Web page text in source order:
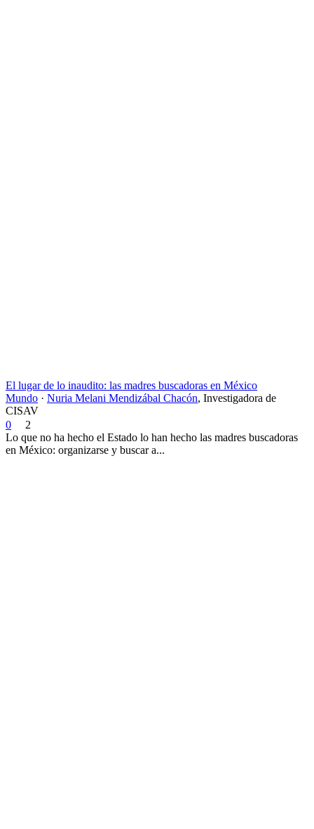
El lugar de lo inaudito: las madres buscadoras en México
Mundo · Nuria Melani Mendizábal Chacón, Investigadora de
CISAV
0
2
Lo que no ha hecho el Estado lo han hecho las madres buscadoras
en México: organizarse y buscar a...